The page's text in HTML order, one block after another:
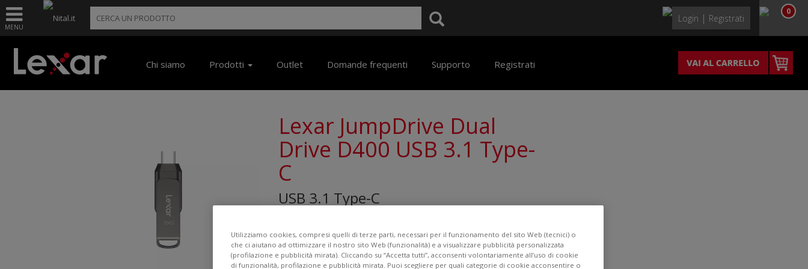
MENU
Login | Registrati
0
Chi siamo Prodotti Outlet Domande frequenti Supporto Registrati
Lexar JumpDrive Dual
Drive D400 USB 3.1 Type-
C
USB 3.1 Type-C
€ 74,50
Utilizziamo cookies, compresi quelli di terze parti, necessari per il funzionamento del sito Web (tecnici) o
che ci aiutano ad ottimizzare il nostro sito Web (funzionalità) e a visualizzare pubblicità personalizzata
(profilazione e pubblicità mirata). Cliccando su “Accetta tutti”, acconsenti volontariamente all’uso di cookie
di funzionalità, profilazione e pubblicità mirata. Puoi scegliere per quali categorie di cookie acconsentire o